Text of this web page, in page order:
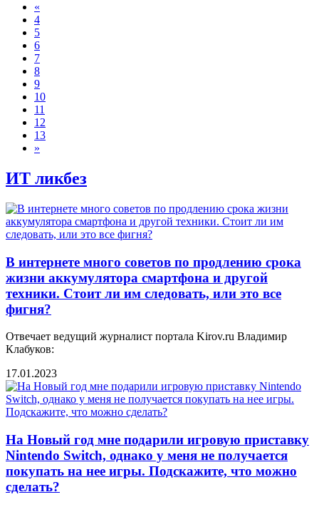
«
4
5
6
7
8
9
10
11
12
13
»
ИТ ликбез
В интернете много советов по продлению срока
жизни аккумулятора смартфона и другой
техники. Стоит ли им следовать, или это все
фигня?
Отвечает ведущий журналист портала Kirov.ru Владимир
Клабуков:
17.01.2023
На Новый год мне подарили игровую приставку
Nintendo Switch, однако у меня не получается
покупать на нее игры. Подскажите, что можно
сделать?